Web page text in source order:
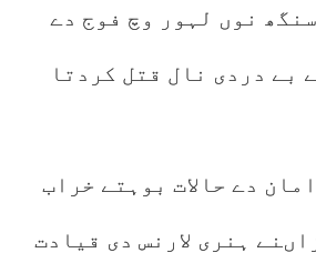
نوں لہور وچ فوج دے
بے دردی نال قتل کردتا
دے حالات بوہتے خراب
ہنری لارنس دی قیادت